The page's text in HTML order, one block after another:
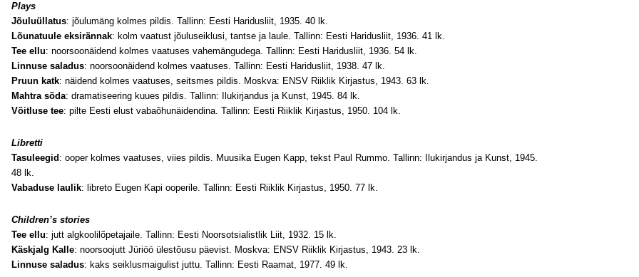
Plays
Jõuluüllatus: jõulumäng kolmes pildis. Tallinn: Eesti Haridusliit, 1935. 40 lk.
Lõunatuule eksirännak: kolm vaatust jõuluseiklusi, tantse ja laule. Tallinn: Eesti Haridusliit, 1936. 41 lk.
Tee ellu: noorsoonäidend kolmes vaatuses vahemängudega. Tallinn: Eesti Haridusliit, 1936. 54 lk.
Linnuse saladus: noorsoonäidend kolmes vaatuses. Tallinn: Eesti Haridusliit, 1938. 47 lk.
Pruun katk: näidend kolmes vaatuses, seitsmes pildis. Moskva: ENSV Riiklik Kirjastus, 1943. 63 lk.
Mahtra sõda: dramatiseering kuues pildis. Tallinn: Ilukirjandus ja Kunst, 1945. 84 lk.
Võitluse tee: pilte Eesti elust vabaõhunäidendina. Tallinn: Eesti Riiklik Kirjastus, 1950. 104 lk.
Libretti
Tasuleegid : ooper kolmes vaatuses, viies pildis. Muusika Eugen Kapp, tekst Paul Rummo. Tallinn: Ilukirjandus ja Kunst, 1945.
48 lk.
Vabaduse laulik: libreto Eugen Kapi ooperile. Tallinn: Eesti Riiklik Kirjastus, 1950. 77 lk.
Children’s stories
Tee ellu: jutt algkoolilõpetajaile. Tallinn: Eesti Noorsotsialistlik Liit, 1932. 15 lk.
Käskjalg Kalle: noorsoojutt Jüriöö ülestõusu päevist. Moskva: ENSV Riiklik Kirjastus, 1943. 23 lk.
Linnuse saladus: kaks seiklusmaigulist juttu. Tallinn: Eesti Raamat, 1977. 49 lk.